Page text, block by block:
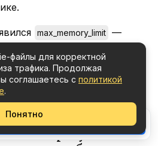
max_memory_limit —
верхнюю границу
полезно в окружениях, где
или отдельному
памяти выше
требуют
Поделиться
файлы для корректной
трафика. Продолжая
соглашаетесь с политикой
.
Понятно